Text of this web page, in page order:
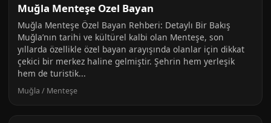
Muğla Menteşe Ozel Bayan
Muğla Menteşe Özel Bayan Rehberi: Detaylı Bir Bakış
Muğla’nın tarihi ve kültürel kalbi olan Menteşe, son
yıllarda özellikle özel bayan arayışında olanlar için dikkat
çekici bir merkez haline gelmiştir. Şehrin hem yerleşik
hem de turistik...
Muğla / Menteşe